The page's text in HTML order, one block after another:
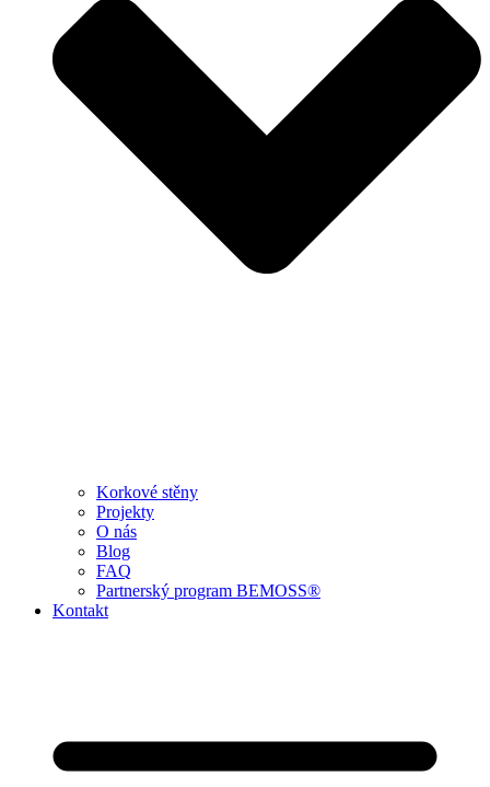
Korkové stěny
Projekty
O nás
Blog
FAQ
Partnerský program BEMOSS®
Kontakt